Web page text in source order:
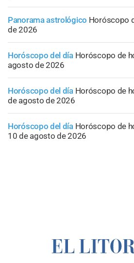
Panorama astrológico Horóscopo
de 2026
Horóscopo del día Horóscopo de
agosto de 2026
Horóscopo del día Horóscopo de
de agosto de 2026
Horóscopo del día Horóscopo de
10 de agosto de 2026